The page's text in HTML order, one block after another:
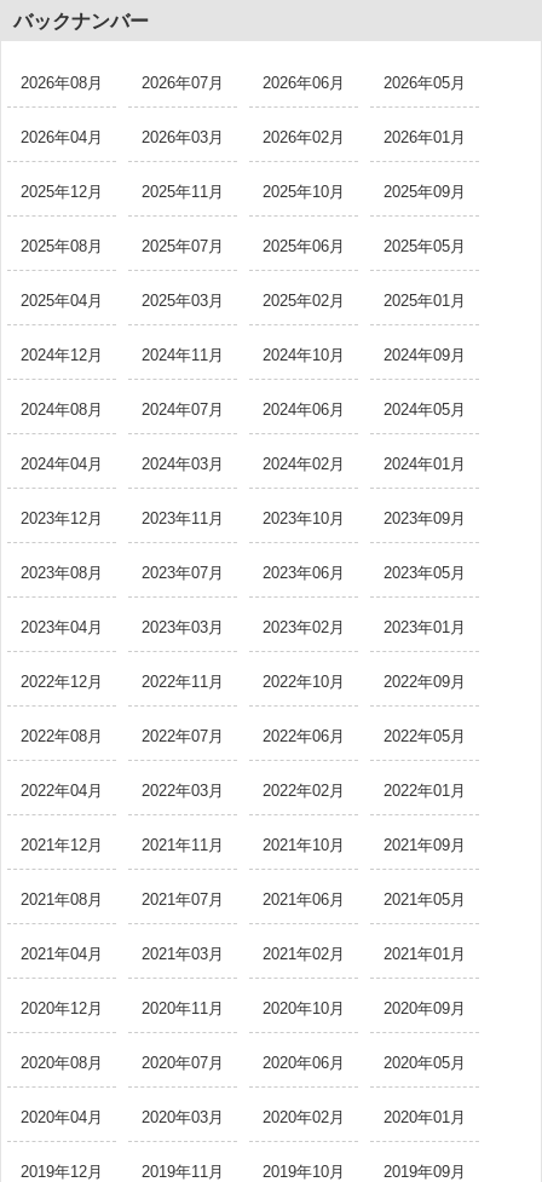
バックナンバー
2026年08月 2026年07月 2026年06月 2026年05月
2026年04月 2026年03月 2026年02月 2026年01月
2025年12月 2025年11月 2025年10月 2025年09月
2025年08月 2025年07月 2025年06月 2025年05月
2025年04月 2025年03月 2025年02月 2025年01月
2024年12月 2024年11月 2024年10月 2024年09月
2024年08月 2024年07月 2024年06月 2024年05月
2024年04月 2024年03月 2024年02月 2024年01月
2023年12月 2023年11月 2023年10月 2023年09月
2023年08月 2023年07月 2023年06月 2023年05月
2023年04月 2023年03月 2023年02月 2023年01月
2022年12月 2022年11月 2022年10月 2022年09月
2022年08月 2022年07月 2022年06月 2022年05月
2022年04月 2022年03月 2022年02月 2022年01月
2021年12月 2021年11月 2021年10月 2021年09月
2021年08月 2021年07月 2021年06月 2021年05月
2021年04月 2021年03月 2021年02月 2021年01月
2020年12月 2020年11月 2020年10月 2020年09月
2020年08月 2020年07月 2020年06月 2020年05月
2020年04月 2020年03月 2020年02月 2020年01月
2019年12月 2019年11月 2019年10月 2019年09月